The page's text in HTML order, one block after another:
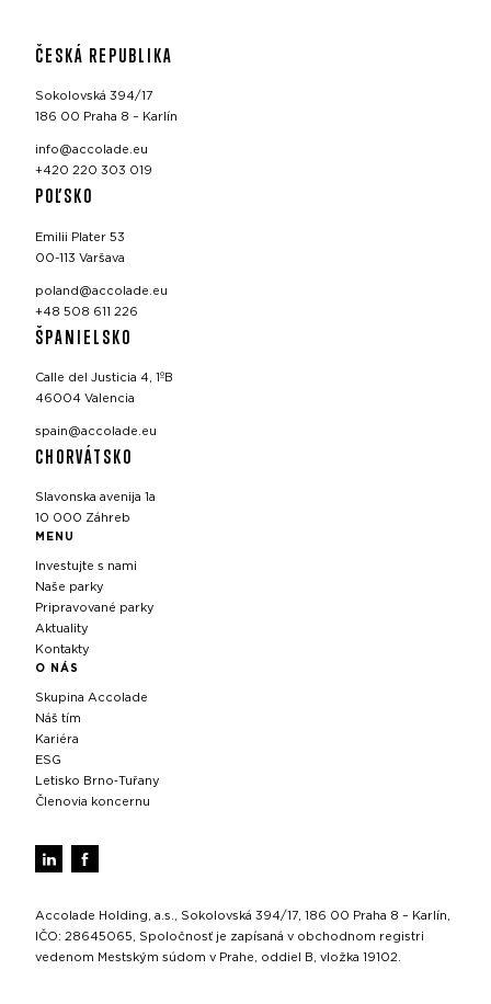
ČESKÁ REPUBLIKA
Sokolovská 394/17
186 00 Praha 8 – Karlín
info@accolade.eu
+420 220 303 019
POĽSKO
Emilii Plater 53
00-113 Varšava
poland@accolade.eu
+48 508 611 226
ŠPANIELSKO
Calle del Justicia 4, 1ºB
46004 Valencia
spain@accolade.eu
CHORVÁTSKO
Slavonska avenija 1a
10 000 Záhreb
MENU
Investujte s nami
Naše parky
Pripravované parky
Aktuality
Kontakty
O NÁS
Skupina Accolade
Náš tím
Kariéra
ESG
Letisko Brno‑Tuřany
Členovia koncernu
Accolade Holding, a.s., Sokolovská 394/17, 186 00 Praha 8 – Karlín,
IČO: 28645065, Spoločnosť je zapísaná v obchodnom registri
vedenom Mestským súdom v Prahe, oddiel B, vložka 19102.